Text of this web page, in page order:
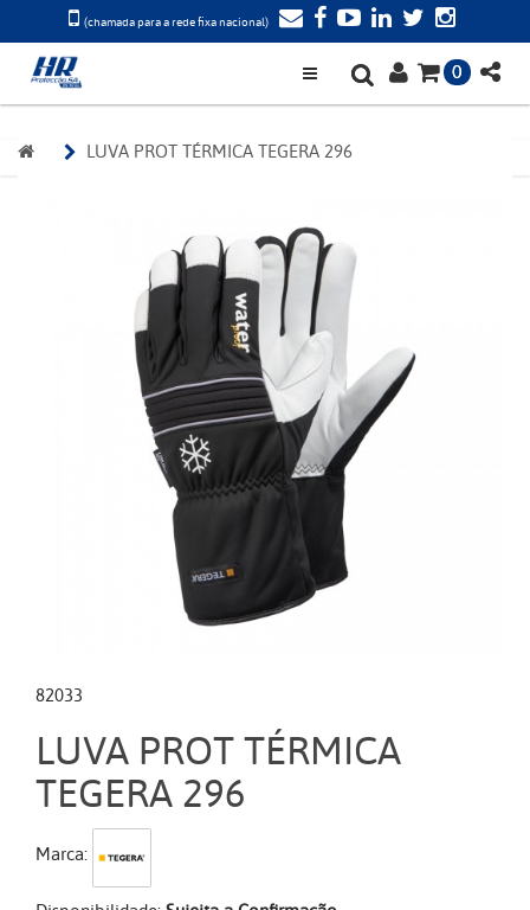
(chamada para a rede fixa nacional)
0
LUVA PROT TÉRMICA TEGERA 296
82033
LUVA PROT TÉRMICA
TEGERA 296
Marca: